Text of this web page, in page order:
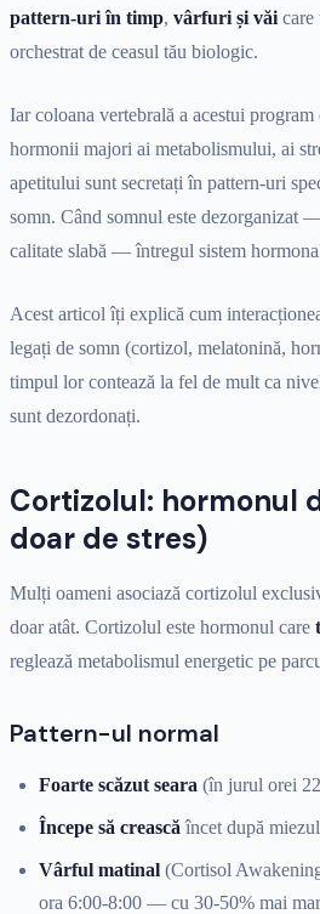
pattern-uri în timp, vârfuri și văi care
orchestrat de ceasul tău biologic.
Iar coloana vertebrală a acestui program
hormonii majori ai metabolismului, ai
apetitului sunt secretați în pattern-uri
somn. Când somnul este dezorganizat
calitate slabă — întregul sistem
Acest articol îți explică cum
legați de somn (cortizol, melatonină,
timpul lor contează la fel de mult ca
sunt dezordonați.
Cortizolul: hormonul
doar de stres)
Mulți oameni asociază cortizolul
doar atât. Cortizolul este hormonul care
reglează metabolismul energetic pe
Pattern-ul normal
Foarte scăzut seara (în jurul orei
Începe să crească încet după
Vârful matinal (Cortisol
ora 6:00-8:00 — cu 30-50% mai